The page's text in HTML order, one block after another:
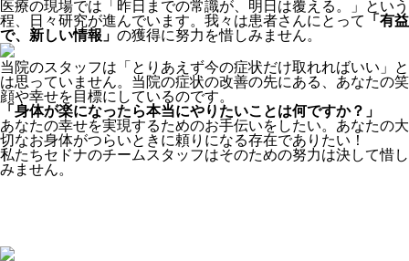
医療の現場では「昨日までの常識が、明日は覆える。」という
程、日々研究が進んでいます。我々は患者さんにとって
「有益
で、新しい情報」 の獲得に努力を惜しみません。
当院のスタッフは「とりあえず今の症状だけ取れればいい」と
は思っていません。当院の症状の改善の先にある、あなたの笑
顔や幸せを目標にしているのです。
「身体が楽になったら本当にやりたいことは何ですか？」
あなたの幸せを実現するためのお手伝いをしたい。あなたの大
切なお身体がつらいときに頼りになる存在でありたい！
私たちセドナのチームスタッフはそのための努力は決して惜し
みません。